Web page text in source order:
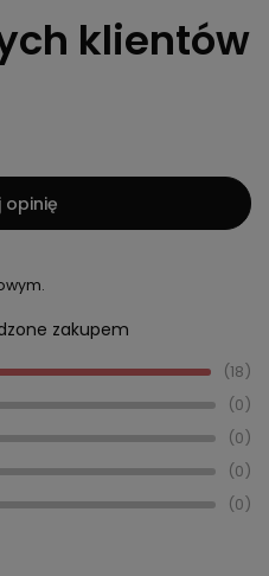
klientów
opinię
zakupem
18
0
0
0
0